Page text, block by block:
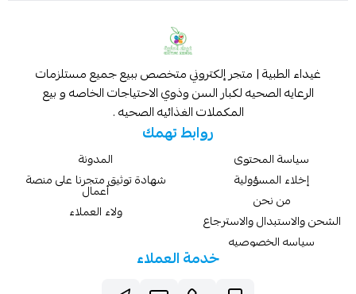
غيداء الطبية | متجر إلكتروني متخصص ببيع جميع مستلزمات
الرعايه الصحيه لكبار السن وذوي الاحتياجات الخاصه و بيع
المكملات الغذائيه الصحيه .
روابط تهمك
سياسة المحتوى
إخلاء المسؤولية
من نحن
الشحن والاستبدال والاسترجاع
سياسه الخصوصيه
المدونة
شهادة توثيق متجرنا على منصة
أعمال
ولاء العملاء
خدمة العملاء